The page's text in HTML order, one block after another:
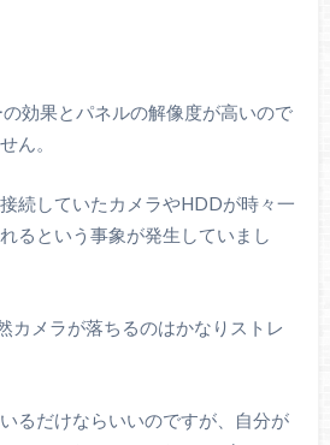
効果とパネルの解像度が高いので
ん。
続していたカメラやHDDが時々一
るという事象が発生していまし
カメラが落ちるのはかなりストレ
るだけならいいのですが、自分が